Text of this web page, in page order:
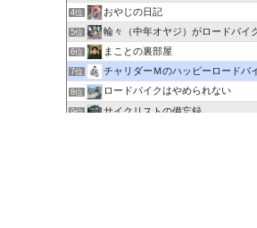
4位 おやじの日記
5位 輪々（中年オヤジ）がロードバイ
6位 まことの裏部屋
7位 チャリダーＭのハッピーロードバ
8位 ロードバイクはやめられない
9位 サイクリストの備忘録